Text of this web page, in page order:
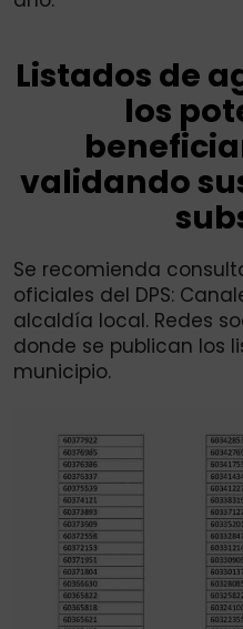
Listados de
los
validando
Se recomienda
oficiales del DPS:
alcaldía local. Redes
donde se publican los
municipio.